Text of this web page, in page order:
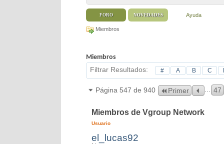
Miembros
Miembros
Filtrar Resultados # A B C
Página 547 de 940 Primer 47
Miembros de Vgroup Network
Usuario
el_lucas92
FORO Ayuda
NOVEDADES